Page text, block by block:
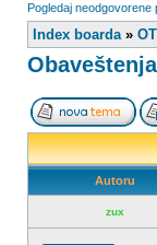
Pogledaj neodgovorene
Index boarda»
Autoru
zux